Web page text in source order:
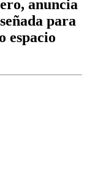
anuncia
para
espacio